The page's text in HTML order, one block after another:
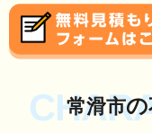
常滑市の